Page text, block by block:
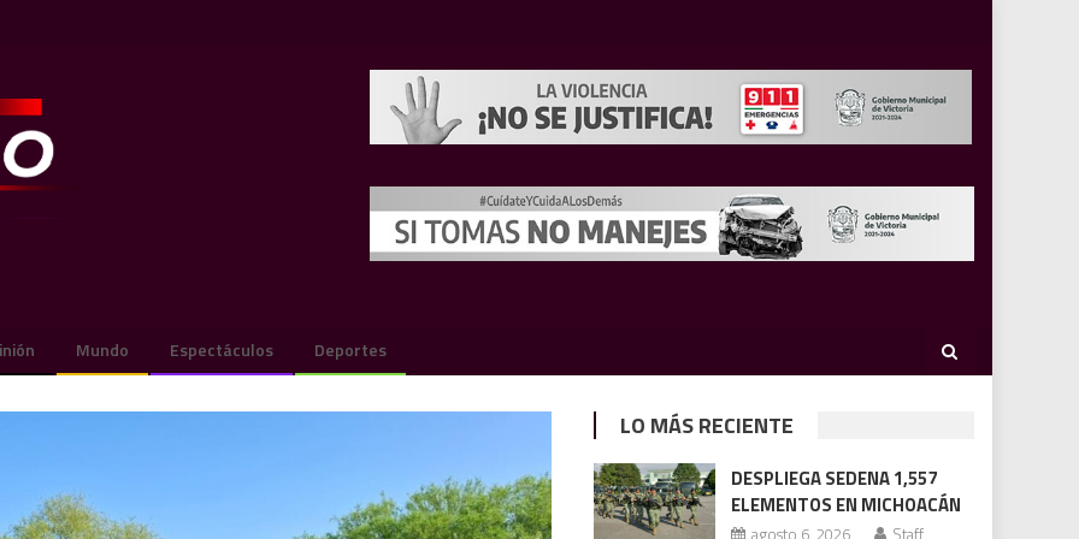
Mundo Espectáculos Deportes
LO MÁS RECIENTE
DESPLIEGA SEDENA 1,557
ELEMENTOS EN MICHOACÁN
agosto 6, 2026 Staff